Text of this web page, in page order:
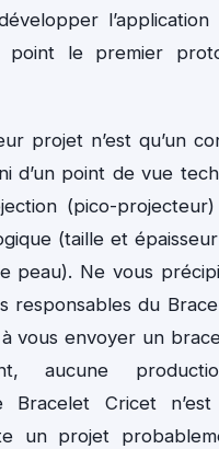
le premier
projet n’est qu’un
d’un point de vue
(pico-
(taille et
peau). Ne vous
responsables du
vous envoyer un
aucune
Bracelet Cricet
un projet